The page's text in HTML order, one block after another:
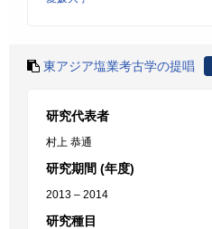
東アジア塩業考古学の提唱
研究代表者
村上 恭通
研究期間 (年度)
2013 – 2014
研究種目